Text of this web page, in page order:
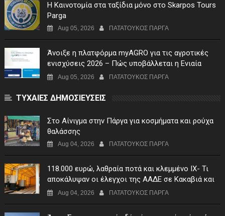
Η Καινοτομία στα ταξίδια μόνο στο Skarpos Tours
Parga
Aug 05, 2026 ΠΑΤΑΤΟΥΚΟΣ ΠΑΡΓΑ
Άνοιξε η πλατφόρμα myAGRO για τις αγροτικές
ενισχύσεις 2026 – Πώς υποβάλλεται η Ενιαία
Αίτηση Ενίσχυσης
Aug 05, 2026 ΠΑΤΑΤΟΥΚΟΣ ΠΑΡΓΑ
ΤΥΧΑΙΕΣ ΔΗΜΟΣΙΕΥΣΕΙΣ
Στο Αίνιγμα στην Πάργα για κοσμήματα και ρούχα
θαλάσσης
Aug 04, 2026 ΠΑΤΑΤΟΥΚΟΣ ΠΑΡΓΑ
118.000 ευρώ, λαθραία ποτά και κλεμμένο ΙΧ- Τι
αποκάλυψαν οι έλεγχοι της ΑΑΔΕ σε Κακαβιά και
Μαυρομάτι
Aug 04, 2026 ΠΑΤΑΤΟΥΚΟΣ ΠΑΡΓΑ